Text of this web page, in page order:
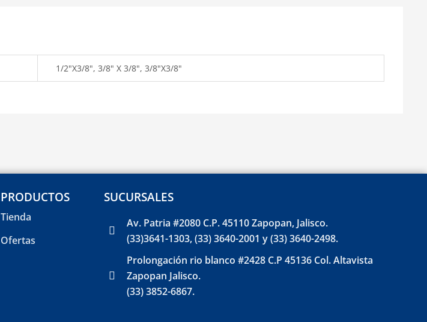
1/2"X3/8", 3/8" X 3/8", 3/8"X3/8"
PRODUCTOS
Tienda
Ofertas
SUCURSALES
Av. Patria #2080 C.P. 45110 Zapopan, Jalisco.
(33)3641-1303, (33) 3640-2001 y (33) 3640-2498.
Prolongación rio blanco #2428 C.P 45136 Col. Altavista
Zapopan Jalisco.
(33) 3852-6867.